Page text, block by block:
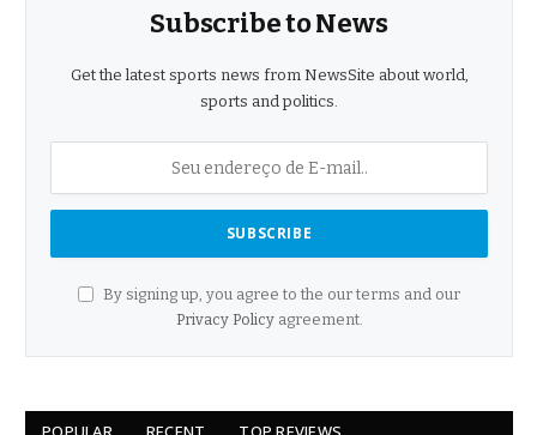
Subscribe to News
Get the latest sports news from NewsSite about world,
sports and politics.
By signing up, you agree to the our terms and our
Privacy Policyagreement.